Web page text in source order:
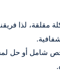
مقلقة، لذا
شامل أو حل